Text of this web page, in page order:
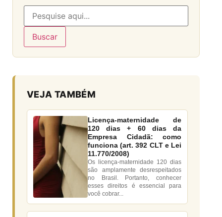
Buscar
VEJA TAMBÉM
Licença-maternidade de
120 dias + 60 dias da
Empresa Cidadã: como
funciona (art. 392 CLT e Lei
11.770/2008)
Os licença-maternidade 120 dias
são amplamente desrespeitados
no Brasil. Portanto, conhecer
esses direitos é essencial para
você cobrar...